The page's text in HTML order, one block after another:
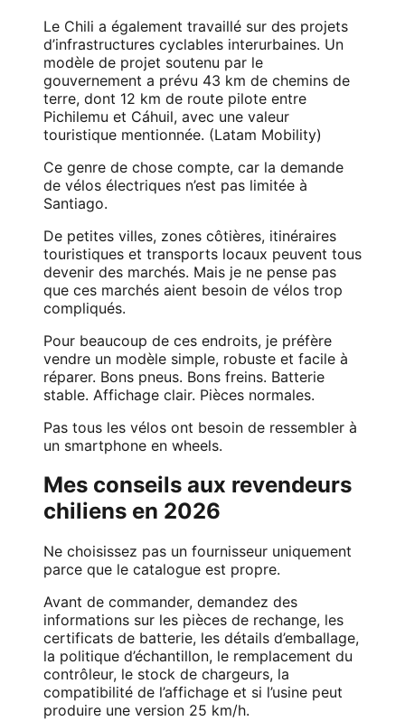
Le Chili a également travaillé sur des projets
d’infrastructures cyclables interurbaines. Un
modèle de projet soutenu par le
gouvernement a prévu 43 km de chemins de
terre, dont 12 km de route pilote entre
Pichilemu et Cáhuil, avec une valeur
touristique mentionnée. (Latam Mobility)
Ce genre de chose compte, car la demande
de vélos électriques n’est pas limitée à
Santiago.
De petites villes, zones côtières, itinéraires
touristiques et transports locaux peuvent tous
devenir des marchés. Mais je ne pense pas
que ces marchés aient besoin de vélos trop
compliqués.
Pour beaucoup de ces endroits, je préfère
vendre un modèle simple, robuste et facile à
réparer. Bons pneus. Bons freins. Batterie
stable. Affichage clair. Pièces normales.
Pas tous les vélos ont besoin de ressembler à
un smartphone en wheels.
Mes conseils aux revendeurs
chiliens en 2026
Ne choisissez pas un fournisseur uniquement
parce que le catalogue est propre.
Avant de commander, demandez des
informations sur les pièces de rechange, les
certificats de batterie, les détails d’emballage,
la politique d’échantillon, le remplacement du
contrôleur, le stock de chargeurs, la
compatibilité de l’affichage et si l’usine peut
produire une version 25 km/h.